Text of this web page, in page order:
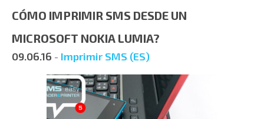
CÓMO IMPRIMIR SMS DESDE UN
MICROSOFT NOKIA LUMIA?
09.06.16 - Imprimir SMS (ES)